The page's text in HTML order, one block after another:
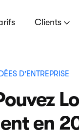
Clients
D'ENTREPRISE
en